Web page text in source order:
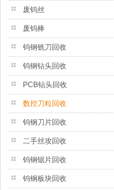
废钨丝
废钨棒
钨钢铣刀回收
钨钢钻头回收
PCB钻头回收
数控刀粒回收
钨钢刀片回收
二手丝攻回收
钨钢锯片回收
钨钢板块回收